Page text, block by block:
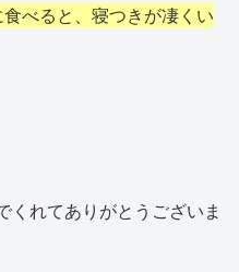
べると、寝つきが凄くい
くれてありがとうございま